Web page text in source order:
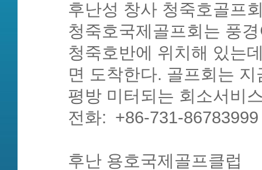
후난성 창사 청죽호골프
청죽호국제골프회는 풍
청죽호반에 위치해 있는
면 도착한다. 골프회는
평방 미터되는 회소서비
전화: +86-731-86783999
후난 용호국제골프클럽